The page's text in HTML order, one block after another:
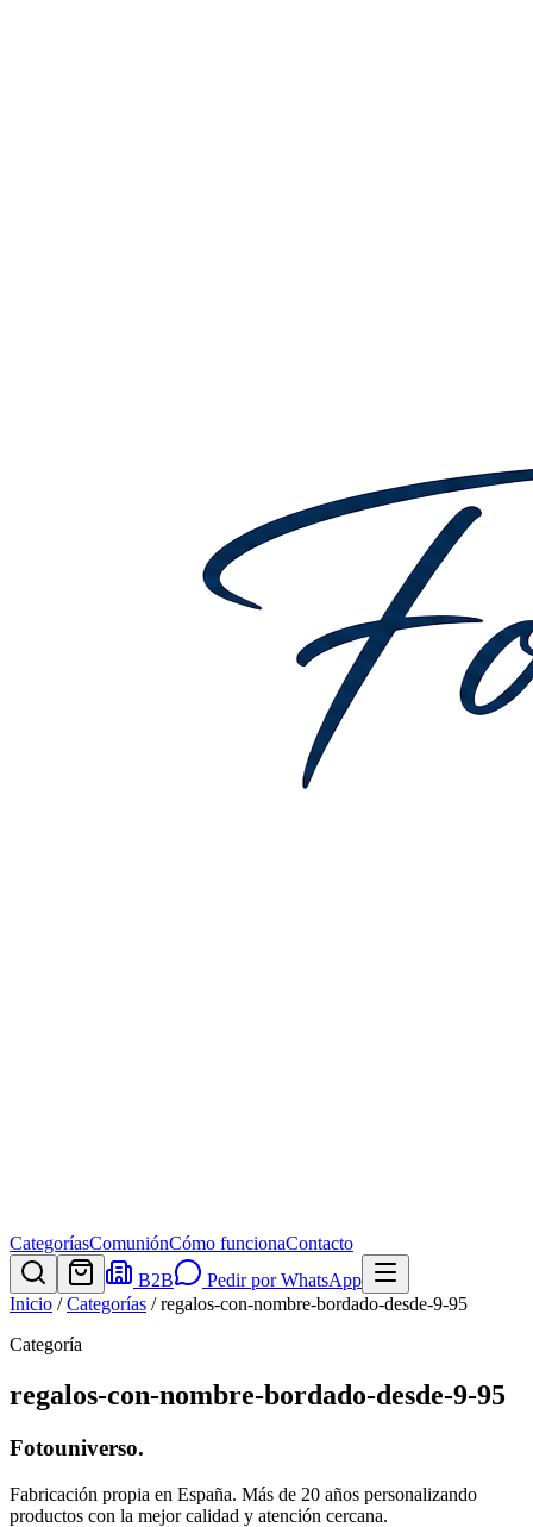
CategoríasComuniónCómo funcionaContacto
B2B
Pedir por WhatsApp
Inicio /Categorías /regalos-con-nombre-bordado-desde-9-95
Categoría
regalos-con-nombre-bordado-desde-9-95
Fotouniverso.
Fabricación propia en España. Más de 20 años personalizando
productos con la mejor calidad y atención cercana.